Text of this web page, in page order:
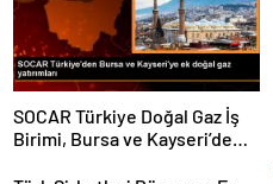
SOCAR Türkiye Doğal Gaz İş
Birimi, Bursa ve Kayseri’de